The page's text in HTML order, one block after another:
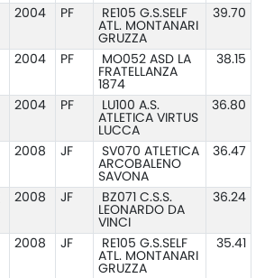
2004 PF
RE105 G.S.SELF
ATL. MONTANARI
GRUZZA
39.70
2004 PF
MO052 ASD LA
FRATELLANZA
1874
38.15
2004 PF
LU100 A.S.
ATLETICA VIRTUS
LUCCA
36.80
2008 JF
SV070 ATLETICA
ARCOBALENO
SAVONA
36.47
2008 JF
BZ071 C.S.S.
LEONARDO DA
VINCI
36.24
2008 JF
RE105 G.S.SELF
ATL. MONTANARI
GRUZZA
35.41